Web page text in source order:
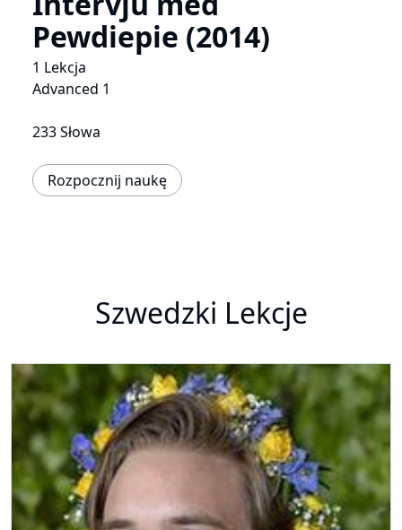
Pewdiepie (2014)
1 Lekcja
Advanced 1
233 Słowa
Rozpocznij naukę
Szwedzki Lekcje